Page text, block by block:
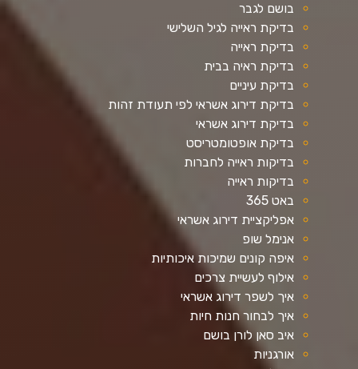
בושם לגבר
בדיקת ראייה לגיל השלישי
בדיקת ראייה
בדיקת ראיה בבית
בדיקת עיניים
בדיקת דירוג אשראי לפי תעודת זהות
בדיקת דירוג אשראי
בדיקת אופטומטריסט
בדיקות ראייה לחברות
בדיקות ראייה
באט 365
אפליקציית דירוג אשראי
אנימל שופ
איפה קונים שמיכות איכותיות
אילוף לעשיית צרכים
איך לשפר דירוג אשראי
איך לבחור חנות חיות
איב סאן לורן בושם
אורגניות